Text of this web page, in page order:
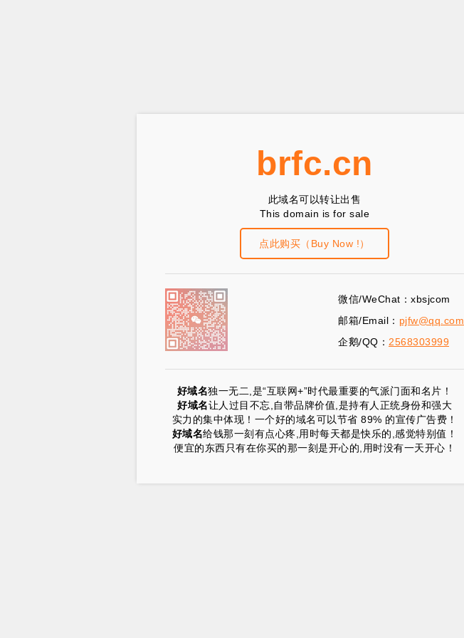
brfc.cn
此域名可以转让出售
This domain is for sale
点此购买（Buy Now !）
微信/WeChat：xbsjcom
邮箱/Email： pjfw@qq.com
企鹅/QQ： 2568303999
好域名独一无二,是“互联网+”时代最重要的气派门面和名片！
好域名让人过目不忘,自带品牌价值,是持有人正统身份和强大
实力的集中体现！一个好的域名可以节省 89% 的宣传广告费！
好域名给钱那一刻有点心疼,用时每天都是快乐的,感觉特别值！
便宜的东西只有在你买的那一刻是开心的,用时没有一天开心！